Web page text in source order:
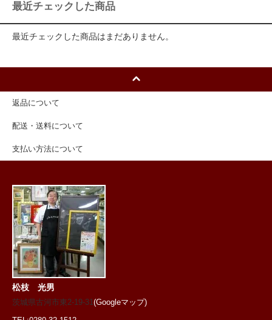
最近チェックした商品
最近チェックした商品はまだありません。
返品について
配送・送料について
支払い方法について
松枝 光男
茨城県古河市東2-19-31(Googleマップ)